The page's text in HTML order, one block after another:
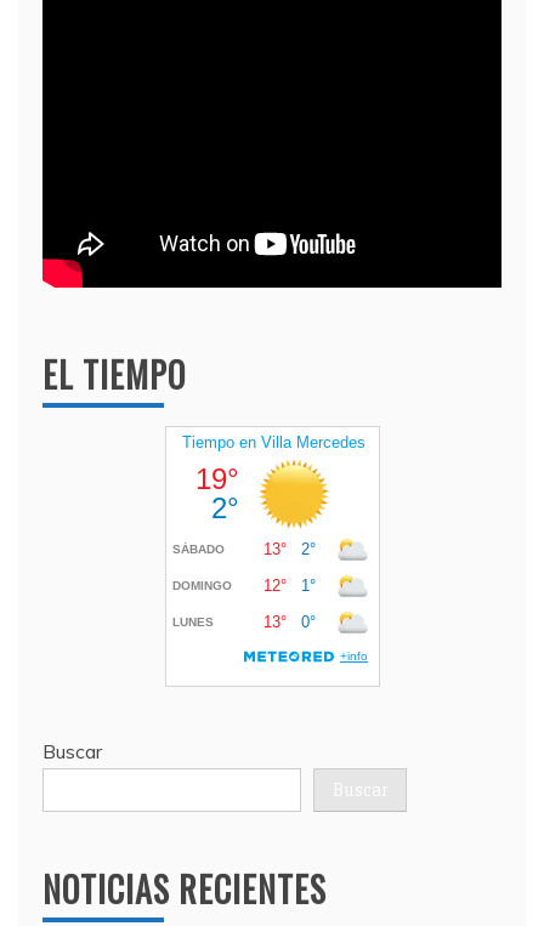
EL TIEMPO
Buscar
Buscar
NOTICIAS RECIENTES